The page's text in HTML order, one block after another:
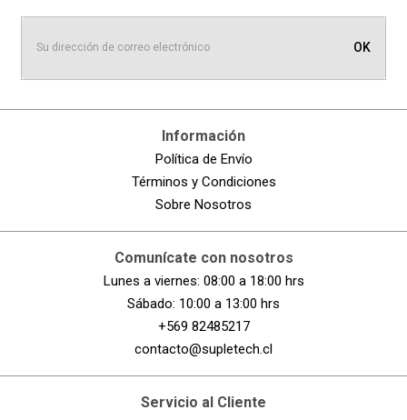
OK
Información
Política de Envío
Términos y Condiciones
Sobre Nosotros
Comunícate con nosotros
Lunes a viernes: 08:00 a 18:00 hrs
Sábado: 10:00 a 13:00 hrs
+569 82485217
contacto@supletech.cl
Servicio al Cliente